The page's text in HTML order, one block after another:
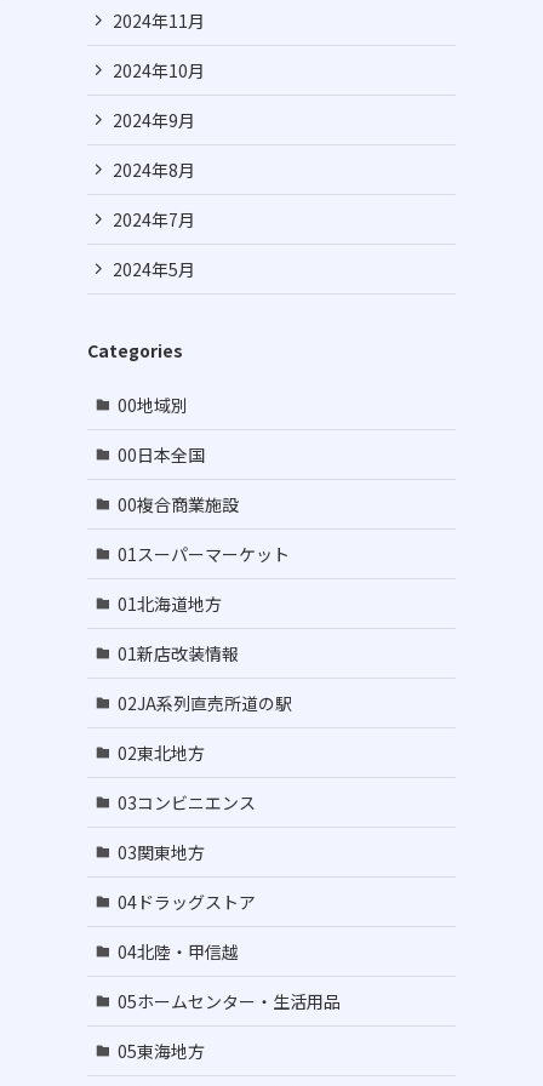
2024年11月
2024年10月
2024年9月
2024年8月
2024年7月
2024年5月
Categories
00地域別
00日本全国
00複合商業施設
01スーパーマーケット
01北海道地方
01新店改装情報
02JA系列直売所道の駅
02東北地方
03コンビニエンス
03関東地方
04ドラッグストア
04北陸・甲信越
05ホームセンター・生活用品
05東海地方